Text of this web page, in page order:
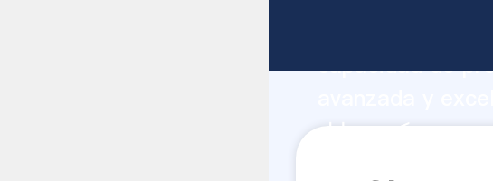
capacidad de
شکن موبایل proveedor crea el valor y aporta valores a